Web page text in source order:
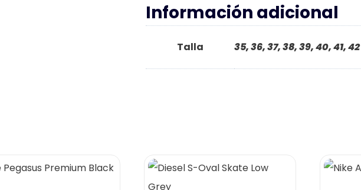
Información adicional
Talla 35, 36, 37, 38, 39, 40, 41, 42